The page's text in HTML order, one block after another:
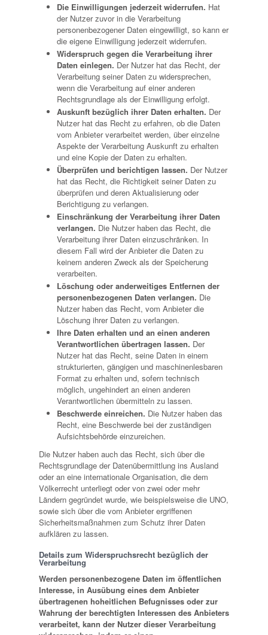
Die Einwilligungen jederzeit widerrufen. Hat
der Nutzer zuvor in die Verarbeitung
personenbezogener Daten eingewilligt, so kann er
die eigene Einwilligung jederzeit widerrufen.
Widerspruch gegen die Verarbeitung ihrer
Daten einlegen. Der Nutzer hat das Recht, der
Verarbeitung seiner Daten zu widersprechen,
wenn die Verarbeitung auf einer anderen
Rechtsgrundlage als der Einwilligung erfolgt.
Auskunft bezüglich ihrer Daten erhalten. Der
Nutzer hat das Recht zu erfahren, ob die Daten
vom Anbieter verarbeitet werden, über einzelne
Aspekte der Verarbeitung Auskunft zu erhalten
und eine Kopie der Daten zu erhalten.
Überprüfen und berichtigen lassen. Der Nutzer
hat das Recht, die Richtigkeit seiner Daten zu
überprüfen und deren Aktualisierung oder
Berichtigung zu verlangen.
Einschränkung der Verarbeitung ihrer Daten
verlangen. Die Nutzer haben das Recht, die
Verarbeitung ihrer Daten einzuschränken. In
diesem Fall wird der Anbieter die Daten zu
keinem anderen Zweck als der Speicherung
verarbeiten.
Löschung oder anderweitiges Entfernen der
personenbezogenen Daten verlangen. Die
Nutzer haben das Recht, vom Anbieter die
Löschung ihrer Daten zu verlangen.
Ihre Daten erhalten und an einen anderen
Verantwortlichen übertragen lassen. Der
Nutzer hat das Recht, seine Daten in einem
strukturierten, gängigen und maschinenlesbaren
Format zu erhalten und, sofern technisch
möglich, ungehindert an einen anderen
Verantwortlichen übermitteln zu lassen.
Beschwerde einreichen. Die Nutzer haben das
Recht, eine Beschwerde bei der zuständigen
Aufsichtsbehörde einzureichen.
Die Nutzer haben auch das Recht, sich über die
Rechtsgrundlage der Datenübermittlung ins Ausland
oder an eine internationale Organisation, die dem
Völkerrecht unterliegt oder von zwei oder mehr
Ländern gegründet wurde, wie beispielsweise die UNO,
sowie sich über die vom Anbieter ergriffenen
Sicherheitsmaßnahmen zum Schutz ihrer Daten
aufklären zu lassen.
Details zum Widerspruchsrecht bezüglich der
Verarbeitung
Werden personenbezogene Daten im öffentlichen
Interesse, in Ausübung eines dem Anbieter
übertragenen hoheitlichen Befugnisses oder zur
Wahrung der berechtigten Interessen des Anbieters
verarbeitet, kann der Nutzer dieser Verarbeitung